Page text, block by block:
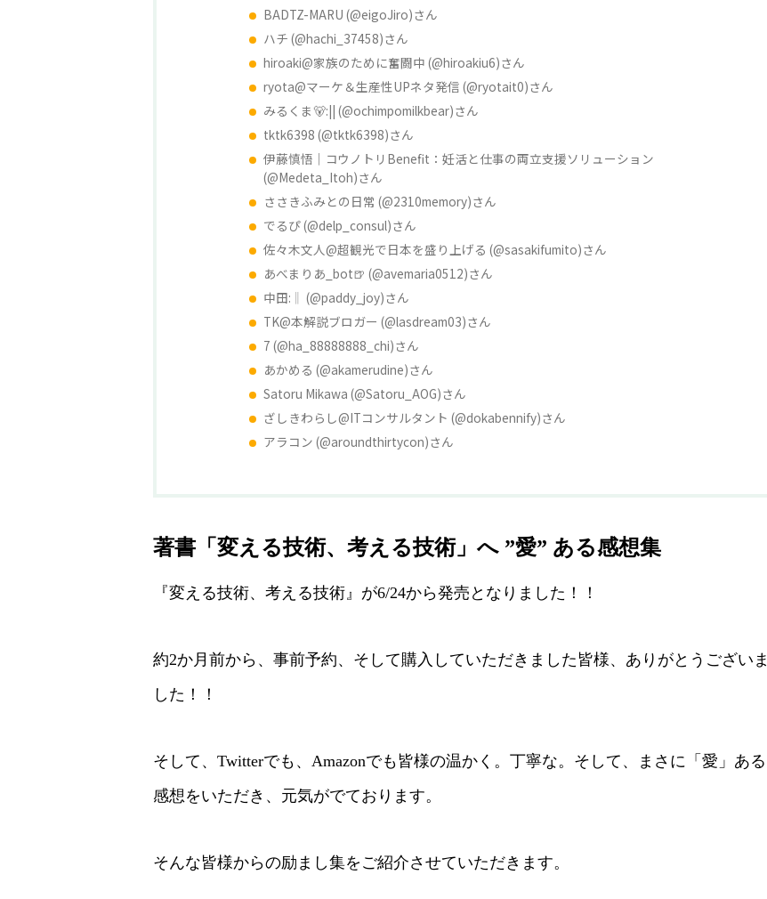
BADTZ-MARU (@eigoJiro)さん
ハチ (@hachi_37458)さん
hiroaki@家族のために奮闘中 (@hiroakiu6)さん
ryota@マーケ＆生産性UPネタ発信 (@ryotait0)さん
みるくま🐻:|| (@ochimpomilkbear)さん
tktk6398 (@tktk6398)さん
伊藤慎悟｜コウノトリBenefit：妊活と仕事の両立支援ソリューション
(@Medeta_Itoh)さん
ささきふみとの日常 (@2310memory)さん
でるぴ (@delp_consul)さん
佐々木文人@超観光で日本を盛り上げる (@sasakifumito)さん
あべまりあ_bot🍺 (@avemaria0512)さん
中田:‖ (@paddy_joy)さん
TK@本解説ブロガー (@lasdream03)さん
7 (@ha_88888888_chi)さん
あかめる (@akamerudine)さん
Satoru Mikawa (@Satoru_AOG)さん
ざしきわらし@ITコンサルタント (@dokabennify)さん
アラコン (@aroundthirtycon)さん
著書「変える技術、考える技術」へ ”愛” ある感想集
『変える技術、考える技術』が6/24から発売となりました！！
約2か月前から、事前予約、そして購入していただきました皆様、ありがとうございま
した！！
そして、Twitterでも、Amazonでも皆様の温かく。丁寧な。そして、まさに「愛」ある
感想をいただき、元気がでております。
そんな皆様からの励まし集をご紹介させていただきます。